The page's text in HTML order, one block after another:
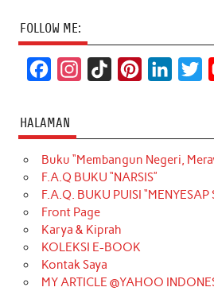
FOLLOW ME:
c
e
b
o
o
k
t
a
g
r
a
m
T
o
k
t
e
r
k
e
d
t
t
e
HALAMAN
Buku “Membangun Negeri,
F.A.Q BUKU “NARSIS”
F.A.Q. BUKU PUISI “MENYESAP
Front Page
Karya & Kiprah
KOLEKSI E-BOOK
Kontak Saya
MY ARTICLE @YAHOO